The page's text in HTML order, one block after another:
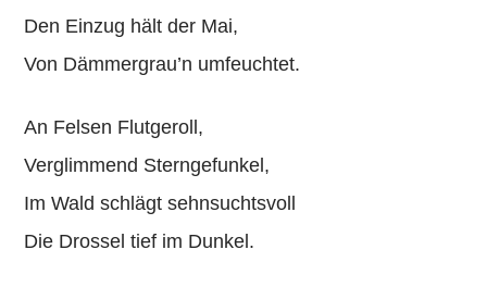
Den Einzug hält der Mai,
Von Dämmergrau’n umfeuchtet.
An Felsen Flutgeroll,
Verglimmend Sterngefunkel,
Im Wald schlägt sehnsuchtsvoll
Die Drossel tief im Dunkel.